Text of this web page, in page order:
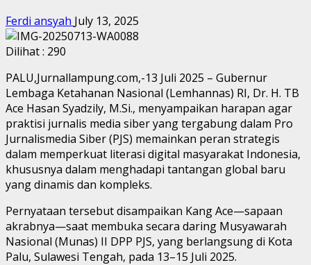
Ferdi ansyah July 13, 2025
Dilihat : 290
PALU,Jurnallampung.com,-13 Juli 2025 – Gubernur
Lembaga Ketahanan Nasional (Lemhannas) RI, Dr. H. TB
Ace Hasan Syadzily, M.Si., menyampaikan harapan agar
praktisi jurnalis media siber yang tergabung dalam Pro
Jurnalismedia Siber (PJS) memainkan peran strategis
dalam memperkuat literasi digital masyarakat Indonesia,
khususnya dalam menghadapi tantangan global baru
yang dinamis dan kompleks.
Pernyataan tersebut disampaikan Kang Ace—sapaan
akrabnya—saat membuka secara daring Musyawarah
Nasional (Munas) II DPP PJS, yang berlangsung di Kota
Palu, Sulawesi Tengah, pada 13–15 Juli 2025.